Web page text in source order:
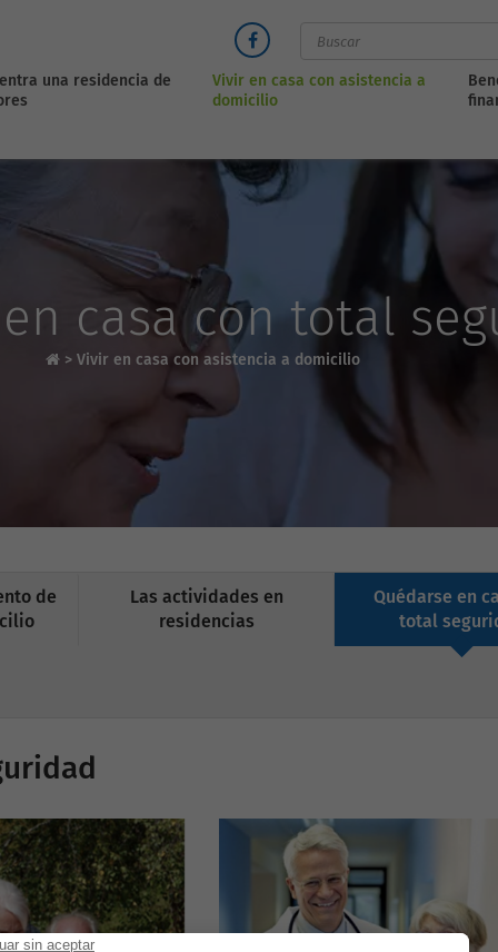
una residencia de
Vivir en casa con asistencia a
domicilio
casa con total
> Vivir en casa con asistencia a domicilio
de
Las actividades en
residencias
Quédarse en
total